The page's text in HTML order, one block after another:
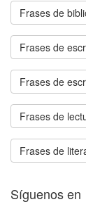
Frases de
Frases de
Frases de
Frases de
Frases de
Síguenos en